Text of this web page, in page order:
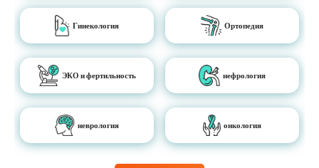
Гинекология Ортопедия
ЭКО и фертильность нефрология
неврология онкология